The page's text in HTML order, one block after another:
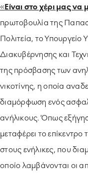
«Είναι στο χέρι μας να
πρωτοβουλία της
Πολιτεία, το Υπουργείο
Διακυβέρνησης και
της πρόσβασης των
νικοτίνης, η οποία
διαμόρφωση ενός
ανήλικους. Όπως
μεταφέρει το
στους ενήλικες, που
οποίο λαμβάνονται οι